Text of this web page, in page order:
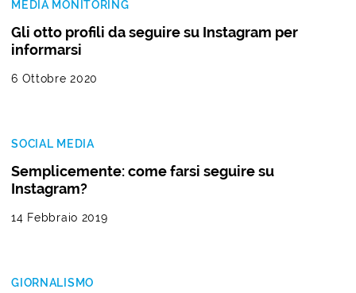
MEDIA MONITORING
Gli otto profili da seguire su Instagram per
informarsi
6 Ottobre 2020
SOCIAL MEDIA
Semplicemente: come farsi seguire su
Instagram?
14 Febbraio 2019
GIORNALISMO